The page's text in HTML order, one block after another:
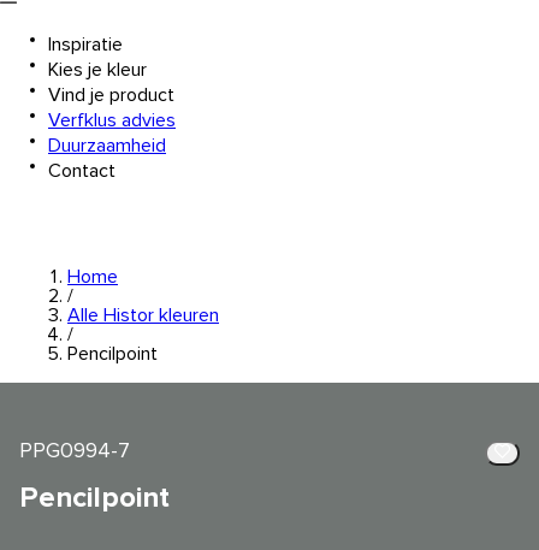
Inspiratie
Kies je kleur
Vind je product
Verfklus advies
Duurzaamheid
Contact
Home
/
Alle Histor kleuren
/
Pencilpoint
PPG0994-7
Pencilpoint